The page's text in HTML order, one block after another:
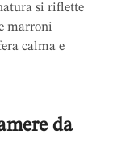
si riflette
marroni
calma e
da